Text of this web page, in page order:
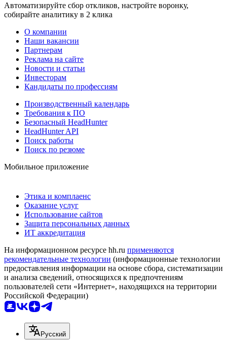
Автоматизируйте сбор откликов, настройте воронку,
собирайте аналитику в 2 клика
О компании
Наши вакансии
Партнерам
Реклама на сайте
Новости и статьи
Инвесторам
Кандидаты по профессиям
Производственный календарь
Требования к ПО
Безопасный HeadHunter
HeadHunter API
Поиск работы
Поиск по резюме
Мобильное приложение
Этика и комплаенс
Оказание услуг
Использование сайтов
Защита персональных данных
ИТ аккредитация
На информационном ресурсе hh.ru применяются
рекомендательные технологии (информационные технологии
предоставления информации на основе сбора, систематизации
и анализа сведений, относящихся к предпочтениям
пользователей сети «Интернет», находящихся на территории
Российской Федерации)
Русский